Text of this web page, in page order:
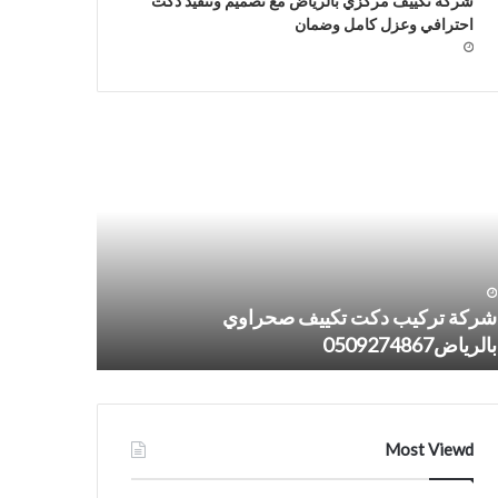
احترافي وعزل كامل وضمان
شركة تركيب دكت تكييف صحراوي
بالرياض0509274867
Most Viewd